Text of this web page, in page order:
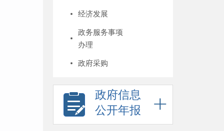
经济发展
政务服务事项
办理
政府采购
政府信息
公开年报